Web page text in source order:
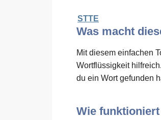
STTE
Was macht
Mit diesem einfachen
Wortflüssigkeit
du ein Wort gefunden
Wie